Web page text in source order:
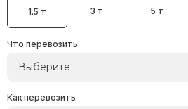
1.5 т 3 т 5 т
Что перевозить
Выберите
Как перевозить